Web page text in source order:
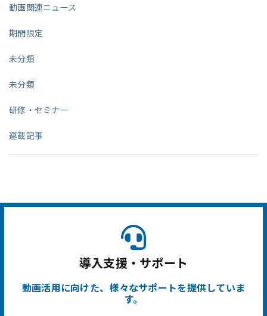
動画関連ニュース
期間限定
未分類
未分類
研修・セミナー
連載記事
導入支援・サポート
動画活用に向けた、様々なサポートを提供していま
す。